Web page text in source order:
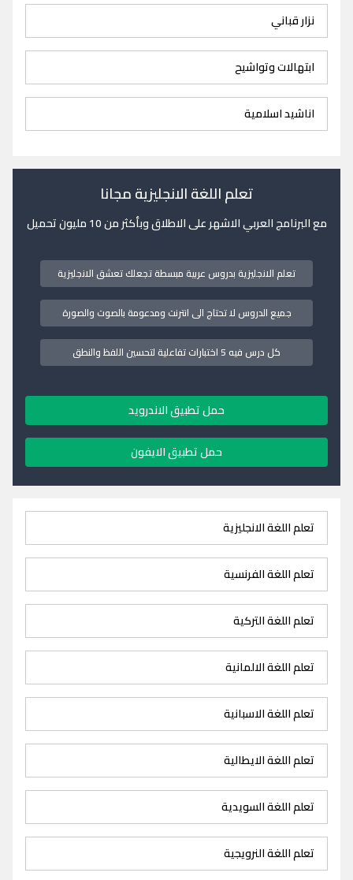
نزار قباني
ابتهالات وتواشيح
اناشيد اسلامية
تعلم اللغة الانجليزية مجانا
مع البرنامج العربي الاشهر على الاطلاق وبأكثر من 10 مليون تحميل
تعلم الانجليزية بدروس عربية مبسطة تجعلك تعشق الانجليزية
جميع الدروس لا تحتاج الى انترنت ومدعومة بالصوت والصورة
كل درس فيه 5 اختبارات تفاعلية لتحسين اللفظ والنطق
حمل تطبيق الاندرويد
حمل تطبيق الايفون
تعلم اللغة الانجليزية
تعلم اللغة الفرنسية
تعلم اللغة التركية
تعلم اللغة الالمانية
تعلم اللغة الاسبانية
تعلم اللغة الايطالية
تعلم اللغة السويدية
تعلم اللغة النرويجية